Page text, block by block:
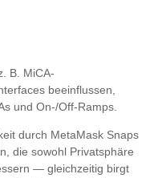
B. MiCA-
beeinflussen,
und On-/Off-Ramps.
durch MetaMask Snaps
die sowohl Privatsphäre
— gleichzeitig birgt